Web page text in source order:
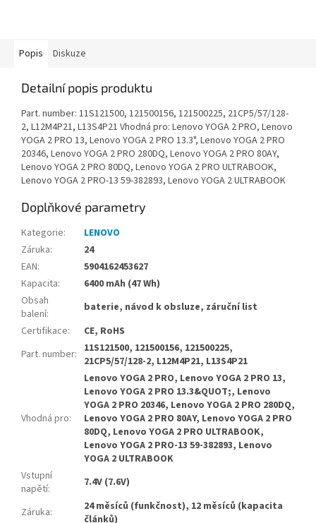
Popis Diskuze
Detailní popis produktu
Part. number: 11S121500, 121500156, 121500225, 21CP5/57/128-
2, L12M4P21, L13S4P21 Vhodná pro: Lenovo YOGA 2 PRO, Lenovo
YOGA 2 PRO 13, Lenovo YOGA 2 PRO 13.3", Lenovo YOGA 2 PRO
20346, Lenovo YOGA 2 PRO 280DQ, Lenovo YOGA 2 PRO 80AY,
Lenovo YOGA 2 PRO 80DQ, Lenovo YOGA 2 PRO ULTRABOOK,
Lenovo YOGA 2 PRO-13 59-382893, Lenovo YOGA 2 ULTRABOOK
Doplňkové parametry
Kategorie:
LENOVO
Záruka:
24
EAN:
5904162453627
Kapacita:
6400 mAh (47 Wh)
Obsah
balení:
baterie, návod k obsluze, záruční list
Certifikace:
CE, RoHS
Part. number: 11S121500, 121500156, 121500225,
21CP5/57/128-2, L12M4P21, L13S4P21
Vhodná pro:
Lenovo YOGA 2 PRO, Lenovo YOGA 2 PRO 13,
Lenovo YOGA 2 PRO 13.3&QUOT;, Lenovo
YOGA 2 PRO 20346, Lenovo YOGA 2 PRO 280DQ,
Lenovo YOGA 2 PRO 80AY, Lenovo YOGA 2 PRO
80DQ, Lenovo YOGA 2 PRO ULTRABOOK,
Lenovo YOGA 2 PRO-13 59-382893, Lenovo
YOGA 2 ULTRABOOK
Vstupní
napětí: 7.4V (7.6V)
Záruka:
24 měsíců (funkčnost), 12 měsíců (kapacita
článků)